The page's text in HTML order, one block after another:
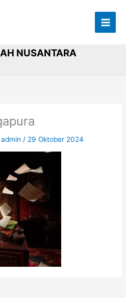
NUSANTARA
admin / 29 Oktober 2024